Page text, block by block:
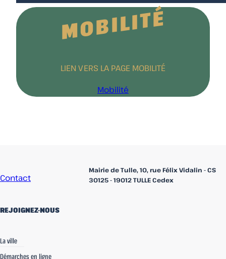
MOBILITÉ
LIEN VERS LA PAGE MOBILITÉ
Mobilité
Contact
Mairie de Tulle, 10, rue Félix Vidalin - CS
30125 - 19012 TULLE Cedex
REJOIGNEZ-NOUS
La ville
Démarches en ligne